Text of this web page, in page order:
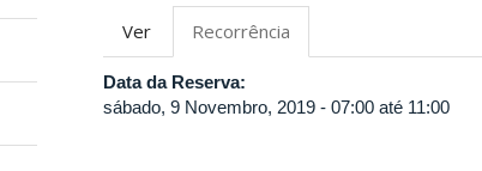
Abas
primárias
Ver Recorrência
ativa)
Data da Reserva:
sábado, 9 Novembro, 2019 - 07:00 até 11:00